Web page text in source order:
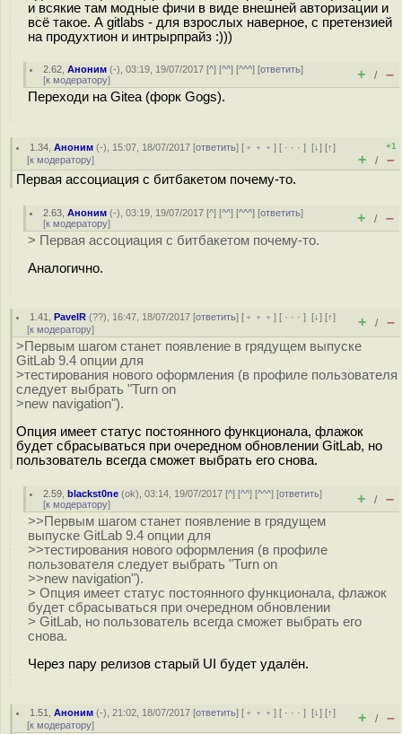
и всякие там модные фичи в виде внешней авторизации и
всё такое. А gitlabs - для взрослых наверное, с претензией
на продухтион и интрырпрайз :)))
2.62 ,Аноним (-), 03:19, 19/07/2017 [^] [^^] [^^^] [ответить]
[к модератору] + / –
Переходи на Gitea (форк Gogs).
1.34 ,Аноним (-), 15:07, 18/07/2017 [ответить] [ ﹢﹢﹢] [ · · ·][↓] [↑]
[к модератору]
+1
+ / –
Первая ассоциация с битбакетом почему-то.
2.63 ,Аноним (-), 03:19, 19/07/2017 [^] [^^] [^^^] [ответить]
[к модератору] + / –
> Первая ассоциация с битбакетом почему-то.
Aналогично.
1.41 ,PavelR (??), 16:47, 18/07/2017 [ответить] [ ﹢﹢﹢] [ · · ·][↓] [↑]
[к модератору] + / –
>Первым шагом станет появление в грядущем выпуске
GitLab 9.4 опции для
>тестирования нового оформления (в профиле пользователя
следует выбрать "Turn on
>new navigation").
Опция имеет статус постоянного функционала, флажок
будет сбрасываться при очередном обновлении GitLab, но
пользователь всегда сможет выбрать его снова.
2.59 ,blackst0ne (ok), 03:14, 19/07/2017 [^] [^^] [^^^] [ответить]
[к модератору] + / –
>>Первым шагом станет появление в грядущем
выпуске GitLab 9.4 опции для
>>тестирования нового оформления (в профиле
пользователя следует выбрать "Turn on
>>new navigation").
> Опция имеет статус постоянного функционала, флажок
будет сбрасываться при очередном обновлении
> GitLab, но пользователь всегда сможет выбрать его
снова.
Через пару релизов старый UI будет удалён.
1.51 ,Аноним (-), 21:02, 18/07/2017 [ответить] [ ﹢﹢﹢] [ · · ·][↓] [↑]
[к модератору] + / –